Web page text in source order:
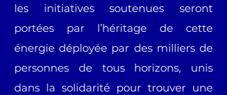
les initiatives soutenues seront
portées par l’héritage de cette
énergie déployée par des milliers de
personnes de tous horizons, unis
dans la solidarité pour trouver une